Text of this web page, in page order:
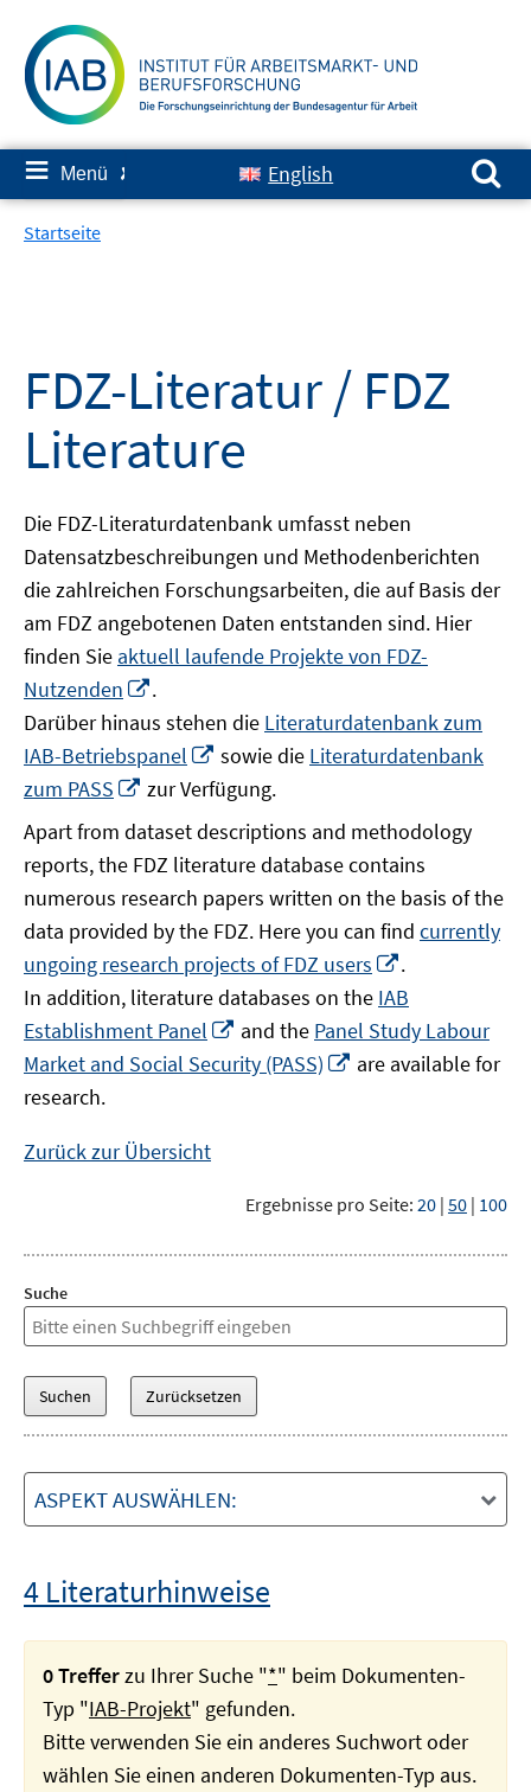
zum
Inhalt
≡ Menü ✘ English
Suchen nach:
Startseite
FDZ-Literatur / FDZ
Literature
Die FDZ-Literaturdatenbank umfasst neben
Datensatzbeschreibungen und Methodenberichten
die zahlreichen Forschungsarbeiten, die auf Basis der
am FDZ angebotenen Daten entstanden sind. Hier
finden Sie aktuell laufende Projekte von FDZ-
Nutzenden
neuem
Fenster
öffnen
.
Darüber hinaus stehen die Literaturdatenbank zum
IAB-Betriebspanel
In
neuem
Fenster
öffnen
sowie die Literaturdatenbank
zum PASS
In
Fenster
öffnen
zur Verfügung.
Apart from dataset descriptions and methodology
reports, the FDZ literature database contains
numerous research papers written on the basis of the
data provided by the FDZ. Here you can find currently
ungoing research projects of FDZ users
neuem
Fenster
öffnen
.
In addition, literature databases on the IAB
Establishment Panel
In
neuem
Fenster
and the Panel Study Labour
Market and Social Security (PASS)
In
are available for
research.
Zurück zur Übersicht
Ergebnisse pro Seite: 20 | 50 | 100
Suche
ASPEKT AUSWÄHLEN:
4 Literaturhinweise
0 Trefferzu Ihrer Suche "*" beim Dokumenten-
Typ "IAB-Projekt" gefunden.
Bitte verwenden Sie ein anderes Suchwort oder
wählen Sie einen anderen Dokumenten-Typ aus.